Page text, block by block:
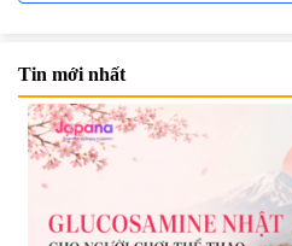
Viên uống bổ não Ribeto Shoji
|57.920
Tin mới nhất